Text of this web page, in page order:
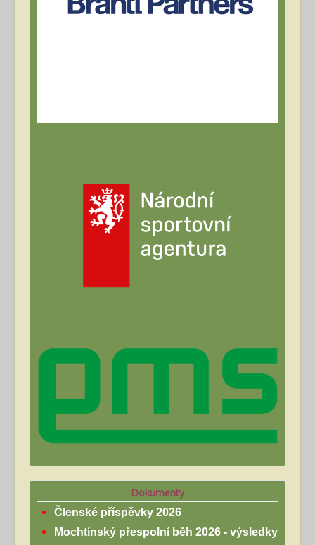
Dokumenty
Členské příspěvky 2026
Mochtínský přespolní běh 2026 - výsledky